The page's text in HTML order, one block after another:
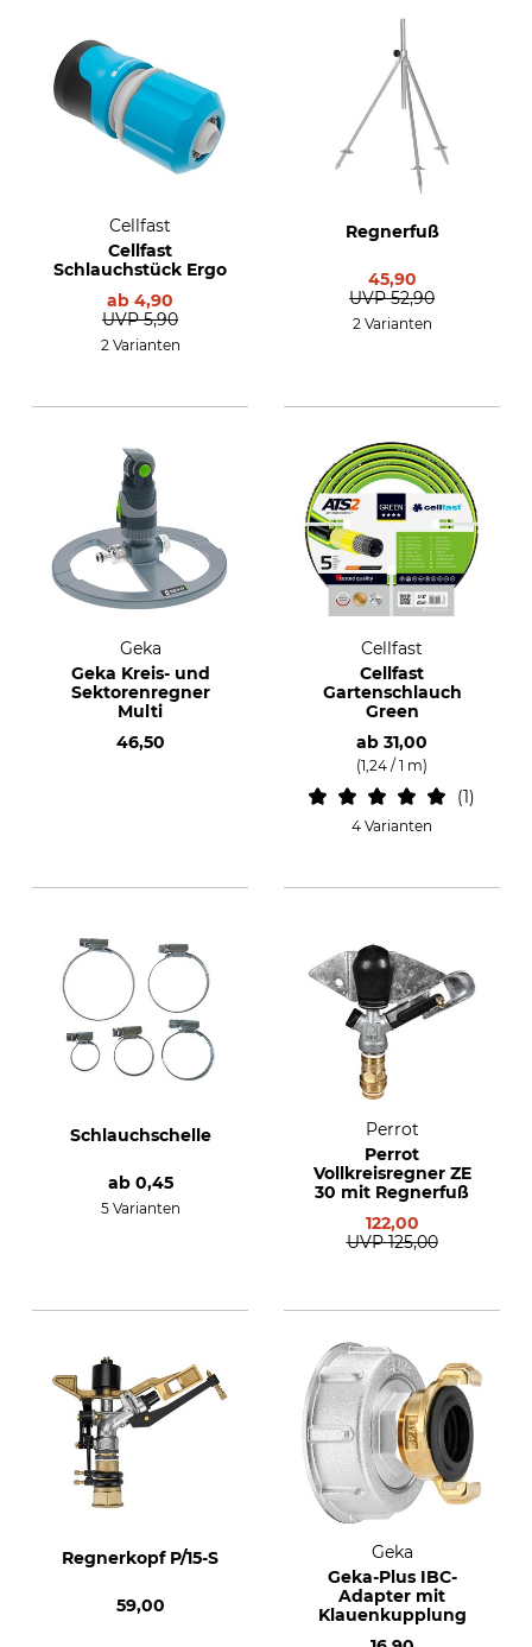
Cellfast
Cellfast
Schlauchstück Ergo
ab 4,90
UVP 5,90
2 Varianten
Regnerfuß
45,90
UVP 52,90
2 Varianten
Geka
Geka Kreis- und
Sektorenregner
Multi
46,50
Cellfast
Cellfast
Gartenschlauch
Green
ab 31,00
(1,24 / 1 m)
1
4 Varianten
Schlauchschelle
ab 0,45
5 Varianten
Perrot
Perrot
Vollkreisregner ZE
30 mit Regnerfuß
122,00
UVP 125,00
Regnerkopf P/15-S
59,00
Geka
Geka-Plus IBC-
Adapter mit
Klauenkupplung